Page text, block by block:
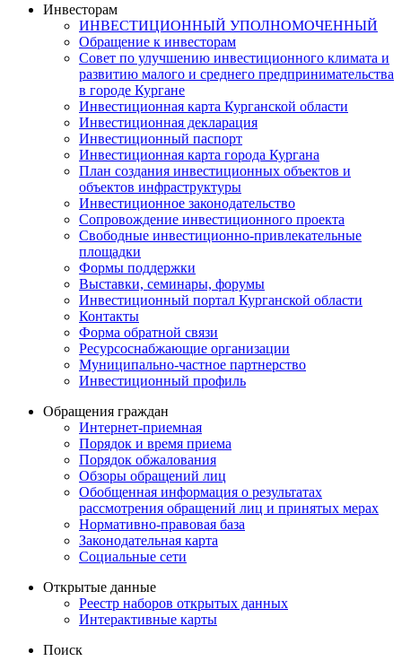
Инвесторам
ИНВЕСТИЦИОННЫЙ УПОЛНОМОЧЕННЫЙ
Обращение к инвесторам
Совет по улучшению инвестиционного климата и
развитию малого и среднего предпринимательства
в городе Кургане
Инвестиционная карта Курганской области
Инвестиционная декларация
Инвестиционный паспорт
Инвестиционная карта города Кургана
План создания инвестиционных объектов и
объектов инфраструктуры
Инвестиционное законодательство
Сопровождение инвестиционного проекта
Свободные инвестиционно-привлекательные
площадки
Формы поддержки
Выставки, семинары, форумы
Инвестиционный портал Курганской области
Контакты
Форма обратной связи
Ресурсоснабжающие организации
Муниципально-частное партнерство
Инвестиционный профиль
Обращения граждан
Интернет-приемная
Порядок и время приема
Порядок обжалования
Обзоры обращений лиц
Обобщенная информация о результатах
рассмотрения обращений лиц и принятых мерах
Нормативно-правовая база
Законодательная карта
Социальные сети
Открытые данные
Реестр наборов открытых данных
Интерактивные карты
Поиск